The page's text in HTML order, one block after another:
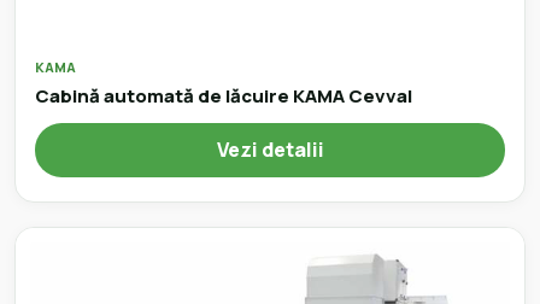
KAMA
Cabină automată de lăcuire KAMA Cevval
Vezi detalii